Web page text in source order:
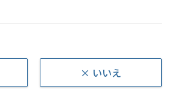
× いいえ